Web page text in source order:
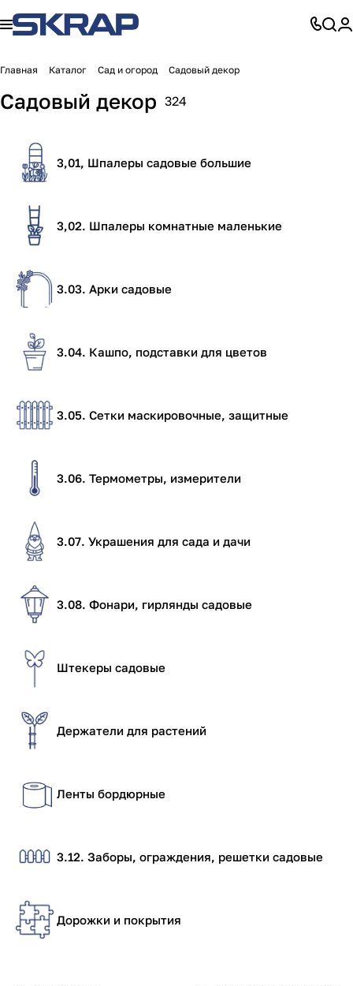
Главная Каталог Сад и огород Садовый декор
Садовый декор 324
3,01, Шпалеры садовые большие
3,02. Шпалеры комнатные маленькие
3.03. Арки садовые
3.04. Кашпо, подставки для цветов
3.05. Сетки маскировочные, защитные
3.06. Термометры, измерители
3.07. Украшения для сада и дачи
3.08. Фонари, гирлянды садовые
Штекеры садовые
Держатели для растений
Ленты бордюрные
3.12. Заборы, ограждения, решетки садовые
Дорожки и покрытия